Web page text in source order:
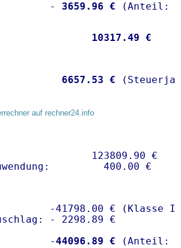
-
3659.96 €
Brutto: 10317.49 €
6657.53 €
auf rechner24.info
123809.90 €
-41798.00 € (Klasse I)
- 2298.89 €
-44096.89 €